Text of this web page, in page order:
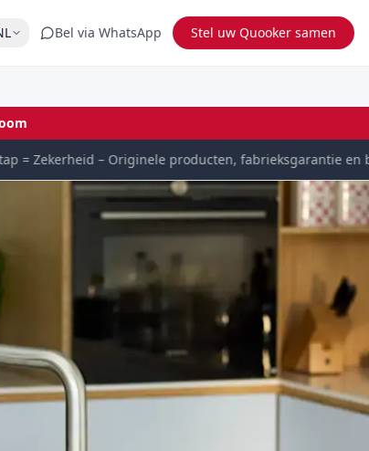
Bel via WhatsApp Stel uw Quooker samen
= Zekerheid – Originele producten, fabrieksgarantie en